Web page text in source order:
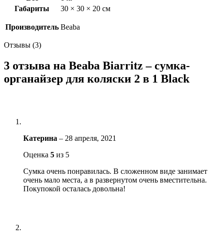
Габариты
30 × 30 × 20 см
Производитель Beaba
Отзывы (3)
3 отзыва на Beaba Biarritz – сумка-
органайзер для коляски 2 в 1 Black
Катерина – 28 апреля, 2021
Оценка 5 из 5
Сумка очень понравилась. В сложенном виде занимает
очень мало места, а в развернутом очень вместительна.
Покупокой осталась довольна!